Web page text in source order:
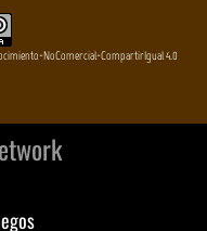
NoComercial-CompartirIgual 4.0